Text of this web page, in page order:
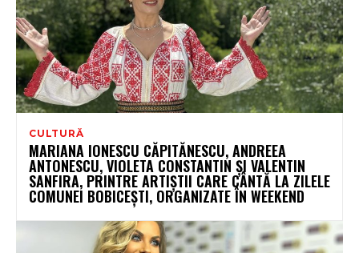
CULTURĂ
MARIANA IONESCU CĂPITĂNESCU, ANDREEA
ANTONESCU, VIOLETA CONSTANTIN ȘI VALENTIN
SANFIRA, PRINTRE ARTIȘTII CARE CÂNTĂ LA ZILELE
COMUNEI BOBICEȘTI, ORGANIZATE ÎN WEEKEND